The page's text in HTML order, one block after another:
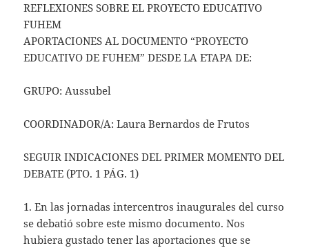
REFLEXIONES SOBRE EL PROYECTO EDUCATIVO
FUHEM
APORTACIONES AL DOCUMENTO “PROYECTO
EDUCATIVO DE FUHEM” DESDE LA ETAPA DE:
GRUPO: Aussubel
COORDINADOR/A: Laura Bernardos de Frutos
SEGUIR INDICACIONES DEL PRIMER MOMENTO DEL
DEBATE (PTO. 1 PÁG. 1)
1. En las jornadas intercentros inaugurales del curso
se debatió sobre este mismo documento. Nos
hubiera gustado tener las aportaciones que se